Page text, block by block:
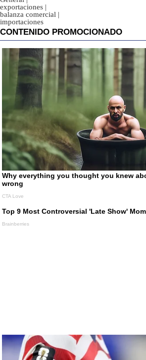
exportaciones |
balanza comercial |
importaciones